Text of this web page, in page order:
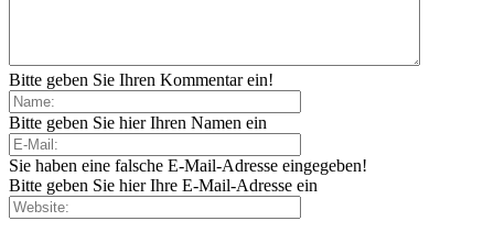
Bitte geben Sie Ihren Kommentar ein!
Bitte geben Sie hier Ihren Namen ein
Sie haben eine falsche E-Mail-Adresse eingegeben!
Bitte geben Sie hier Ihre E-Mail-Adresse ein